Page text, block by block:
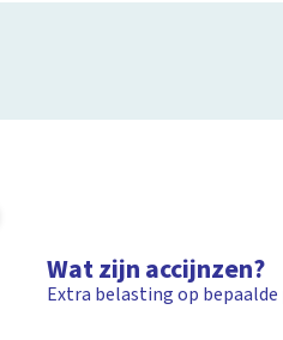
Wat zijn accijnzen?
Extra belasting op